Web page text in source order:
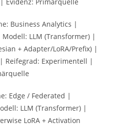
Business Analytics |
LLM (Transformer) |
+ Adapter/LoRA/Prefix) |
Reifegrad: Experimentell |
Edge / Federated |
LLM (Transformer) |
LoRA + Activation